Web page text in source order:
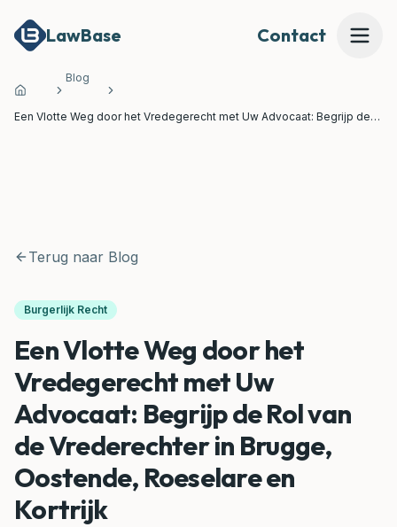
LawBase Contact
Mijn Dossier Beoordelen
MEER
Waarom LawBase?
Prijzen
Over Ons
Rechtbanken
Blog
Home
Blog
Een Vlotte Weg door het Vredegerecht met Uw Advocaat: Begrijp de
Terug naar Blog
Burgerlijk Recht
Een Vlotte Weg door het
Vredegerecht met Uw
Advocaat: Begrijp de Rol van
de Vrederechter in Brugge,
Oostende, Roeselare en
Kortrijk